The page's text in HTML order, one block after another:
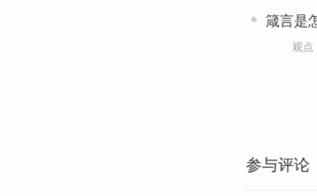
箴言是
观点
参与评论